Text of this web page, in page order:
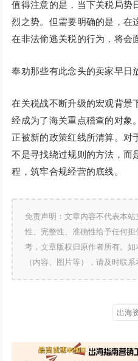
值得注意的是，当下关税局势
烈之势。但需要明确的是，在
在非法偷逃关税的行为，将会
奉劝那些有此念头的卖家早日
在关税战不断升级的宏观背景
经成为了海关重点稽查的对象
正被新的政策红线所清算。对
不是寻找绕过规则的方法，而
程，筑牢合规经营的底线。
免责声明：文章内容不代表本
性、完整性、准确性给予任何
考，文章版权归原作者所有。
（内容、图片等），请及时联
出海